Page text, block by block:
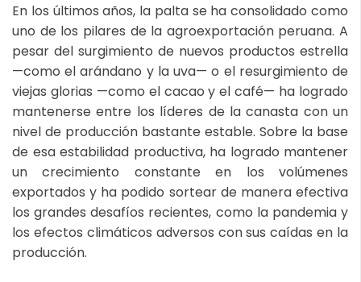
En los últimos años, la palta se ha consolidado como
uno de los pilares de la agroexportación peruana. A
pesar del surgimiento de nuevos productos estrella
—como el arándano y la uva— o el resurgimiento de
viejas glorias —como el cacao y el café— ha logrado
mantenerse entre los líderes de la canasta con un
nivel de producción bastante estable. Sobre la base
de esa estabilidad productiva, ha logrado mantener
un crecimiento constante en los volúmenes
exportados y ha podido sortear de manera efectiva
los grandes desafíos recientes, como la pandemia y
los efectos climáticos adversos con sus caídas en la
producción.